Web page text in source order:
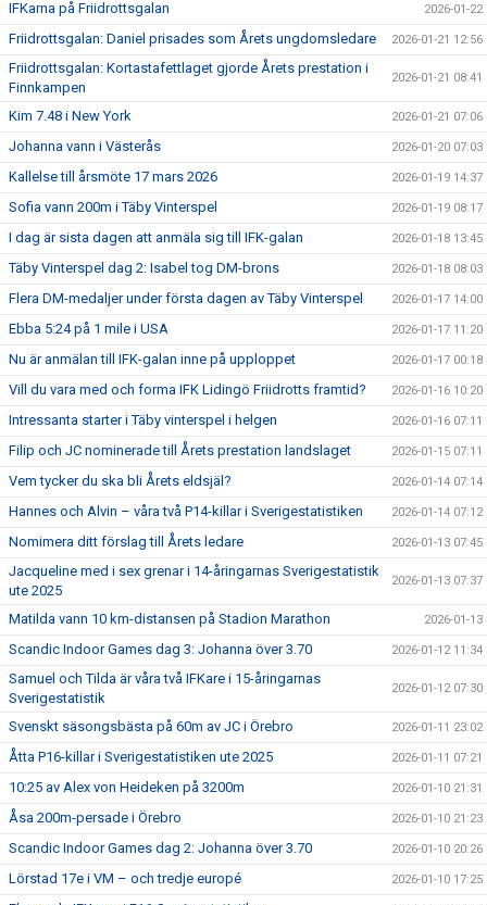
IFKarna på Friidrottsgalan 2026-01-22
Friidrottsgalan: Daniel prisades som Årets ungdomsledare 2026-01-21 12:56
Friidrottsgalan: Kortastafettlaget gjorde Årets prestation i
Finnkampen
2026-01-21 08:41
Kim 7.48 i New York 2026-01-21 07:06
Johanna vann i Västerås 2026-01-20 07:03
Kallelse till årsmöte 17 mars 2026 2026-01-19 14:37
Sofia vann 200m i Täby Vinterspel 2026-01-19 08:17
I dag är sista dagen att anmäla sig till IFK-galan 2026-01-18 13:45
Täby Vinterspel dag 2: Isabel tog DM-brons 2026-01-18 08:03
Flera DM-medaljer under första dagen av Täby Vinterspel 2026-01-17 14:00
Ebba 5:24 på 1 mile i USA 2026-01-17 11:20
Nu är anmälan till IFK-galan inne på upploppet 2026-01-17 00:18
Vill du vara med och forma IFK Lidingö Friidrotts framtid? 2026-01-16 10:20
Intressanta starter i Täby vinterspel i helgen 2026-01-16 07:11
Filip och JC nominerade till Årets prestation landslaget 2026-01-15 07:11
Vem tycker du ska bli Årets eldsjäl? 2026-01-14 07:14
Hannes och Alvin – våra två P14-killar i Sverigestatistiken 2026-01-14 07:12
Nomimera ditt förslag till Årets ledare 2026-01-13 07:45
Jacqueline med i sex grenar i 14-åringarnas Sverigestatistik
ute 2025
2026-01-13 07:37
Matilda vann 10 km-distansen på Stadion Marathon 2026-01-13
Scandic Indoor Games dag 3: Johanna över 3.70 2026-01-12 11:34
Samuel och Tilda är våra två IFKare i 15-åringarnas
Sverigestatistik
2026-01-12 07:30
Svenskt säsongsbästa på 60m av JC i Örebro 2026-01-11 23:02
Åtta P16-killar i Sverigestatistiken ute 2025 2026-01-11 07:21
10:25 av Alex von Heideken på 3200m 2026-01-10 21:31
Åsa 200m-persade i Örebro 2026-01-10 21:23
Scandic Indoor Games dag 2: Johanna över 3.70 2026-01-10 20:26
Lörstad 17e i VM – och tredje europé 2026-01-10 17:25